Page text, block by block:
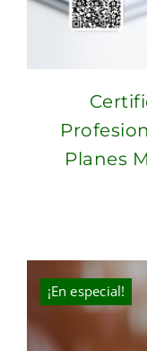
Planes
¡En especial!